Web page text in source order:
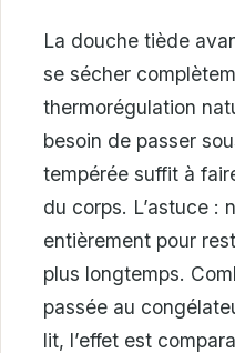
La douche tiède
se sécher
thermorégulation
besoin de passer
tempérée suffit à
du corps. L’astuce :
entièrement pour
plus longtemps.
passée au
lit, l’effet est